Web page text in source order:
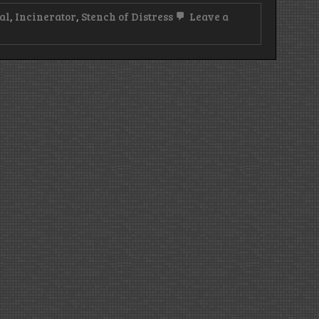
, Incinerator, Stench of Distress
Leave a